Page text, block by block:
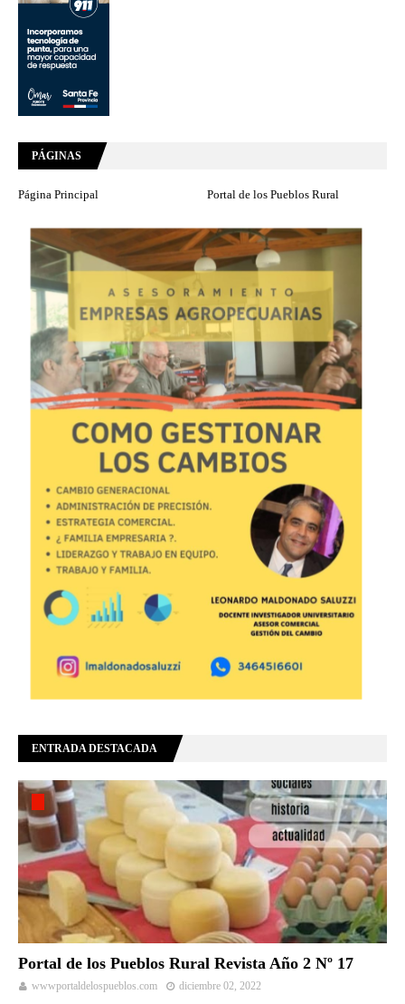
PÁGINAS
Página Principal Portal de los Pueblos Rural
ENTRADA DESTACADA
Portal de los Pueblos Rural Revista Año 2 Nº 17
wwwportaldelospueblos.com diciembre 02, 2022